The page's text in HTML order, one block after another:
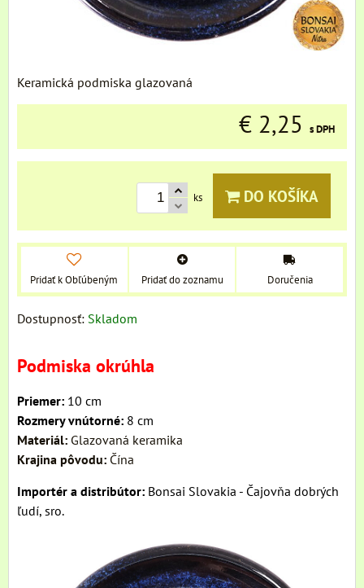
Keramická podmiska glazovaná
€ 2,25 s DPH
ks DO KOŠÍKA
Pridať k Obľúbeným Pridať do zoznamu Doručenia
Dostupnosť: Skladom
Podmiska okrúhla
Priemer: 10 cm
Rozmery vnútorné: 8 cm
Materiál: Glazovaná keramika
Krajina pôvodu: Čína
Importér a distribútor: Bonsai Slovakia - Čajovňa dobrých
ľudí, sro.